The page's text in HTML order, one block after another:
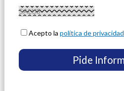
Acepto lapolítica de privacidad